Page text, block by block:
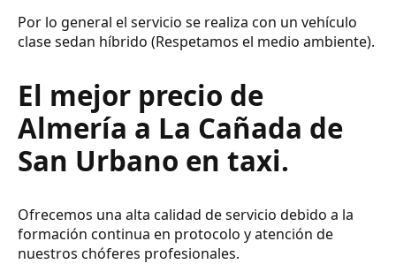
Por lo general el servicio se realiza con un vehículo
clase sedan híbrido (Respetamos el medio ambiente).
El mejor precio de
Almería a La Cañada de
San Urbano en taxi.
Ofrecemos una alta calidad de servicio debido a la
formación continua en protocolo y atención de
nuestros chóferes profesionales.